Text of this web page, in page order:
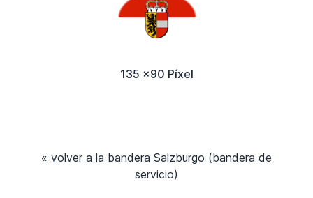
135 x90 Píxel
« volver a la bandera Salzburgo (bandera de
servicio)